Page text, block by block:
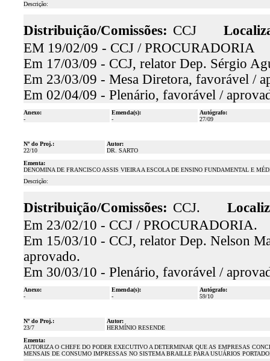
Descrição:
Distribuição/Comissões: CCJ
EM 19/02/09 - CCJ / PROCURADORIA
Em 17/03/09 - CCJ, relator Dep. Sérgio
Em 23/03/09 - Mesa Diretora, favorável /
Em 02/04/09 - Plenário, favorável /
Anexo:
-
Emenda(s):
-
Autógrafo:
27/09
Nº do Proj.:
22/10
Autor:
DR. SARTO
Ementa:
DENOMINA DE FRANCISCO ASSIS VIEIRA A ESCOLA DE ENSINO FUNDAMENTAL E
Descrição:
Distribuição/Comissões: CCJ.
Em 23/02/10 - CCJ / PROCURADORIA.
Em 15/03/10 - CCJ, relator Dep. Nelson
aprovado.
Em 30/03/10 - Plenário, favorável /
Anexo:
-
Emenda(s):
-
Autógrafo:
59/10
Nº do Proj.:
23/7
Autor:
HERMÍNIO RESENDE
Ementa:
AUTORIZA O CHEFE DO PODER EXECUTIVO A DETERMINAR QUE AS EMPRESAS
MENSAIS DE CONSUMO IMPRESSAS NO SISTEMA BRAILLE PARA USUÁRIOS